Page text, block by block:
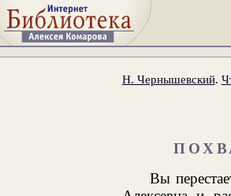
Н. Чернышевский.
Вы